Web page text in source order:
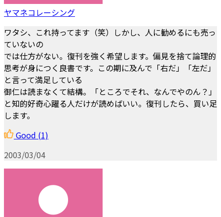
ヤマネコレーシング
ワタシ、これ持ってます（笑）しかし、人に勧めるにも売っ
ていないの
では仕方がない。復刊を強く希望します。偏見を捨て論理的
思考が身につく良書です。この期に及んで「右だ」「左だ」
と言って満足している
御仁は読まなくて結構。「ところでそれ、なんでやのん？」
と知的好奇心躍る人だけが読めばいい。復刊したら、買い足
します。
Good (1)
2003/03/04